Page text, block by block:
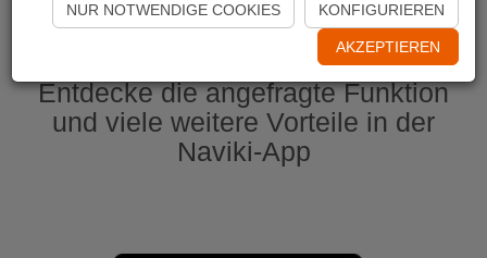
Entdecke die angefragte Funktion
und viele weitere Vorteile in der
Naviki-App
NUR NOTWENDIGE COOKIES KONFIGURIEREN
AKZEPTIEREN